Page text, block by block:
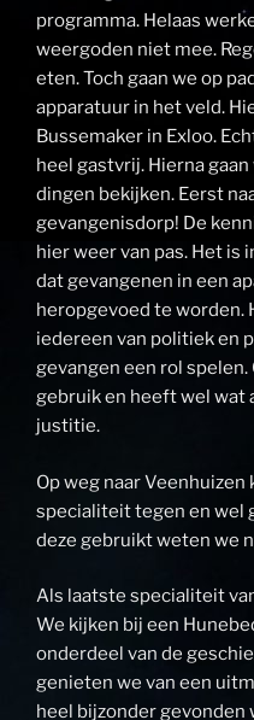
programma. Helaas
weergoden niet mee.
eten. Toch gaan we op
apparatuur in het veld.
Bussemaker in Exloo.
heel gastvrij. Hierna
dingen bekijken. Eerst
gevangenisdorp! De
hier weer van pas. Het is
dat gevangenen in een
heropgevoed te worden.
iedereen van politiek en
gevangen een rol spelen.
gebruik en heeft wel wat
justitie.
Op weg naar
specialiteit tegen en wel
deze gebruikt weten we
Als laatste specialiteit
We kijken bij een
onderdeel van de
genieten we van een
heel bijzonder